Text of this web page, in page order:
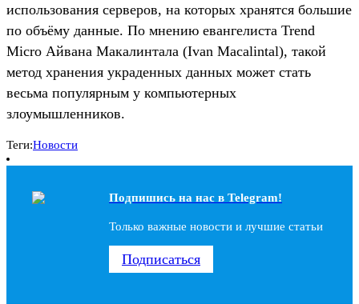
использования серверов, на которых хранятся большие
по объёму данные. По мнению евангелиста Trend
Micro Айвана Макалинтала (Ivan Macalintal), такой
метод хранения украденных данных может стать
весьма популярным у компьютерных
злоумышленников.
Теги:Новости
Подпишись на наc в Telegram!
Только важные новости и лучшие статьи
Подписаться